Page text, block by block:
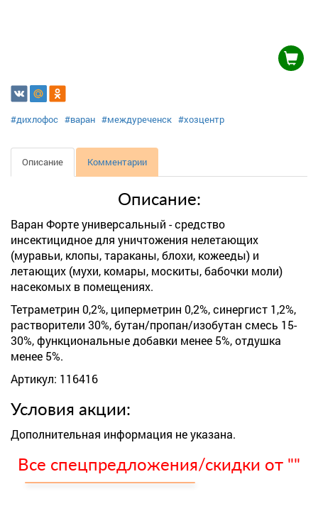
#дихлофос #варан #междуреченск #хозцентр
Описание Комментарии
Описание:
Варан Форте универсальный - средство
инсектицидное для уничтожения нелетающих
(муравьи, клопы, тараканы, блохи, кожееды) и
летающих (мухи, комары, москиты, бабочки моли)
насекомых в помещениях.
Тетраметрин 0,2%, циперметрин 0,2%, синергист 1,2%,
растворители 30%, бутан/пропан/изобутан смесь 15-
30%, функциональные добавки менее 5%, отдушка
менее 5%.
Артикул: 116416
Условия акции:
Дополнительная информация не указана.
Все спецпредложения/скидки от ""